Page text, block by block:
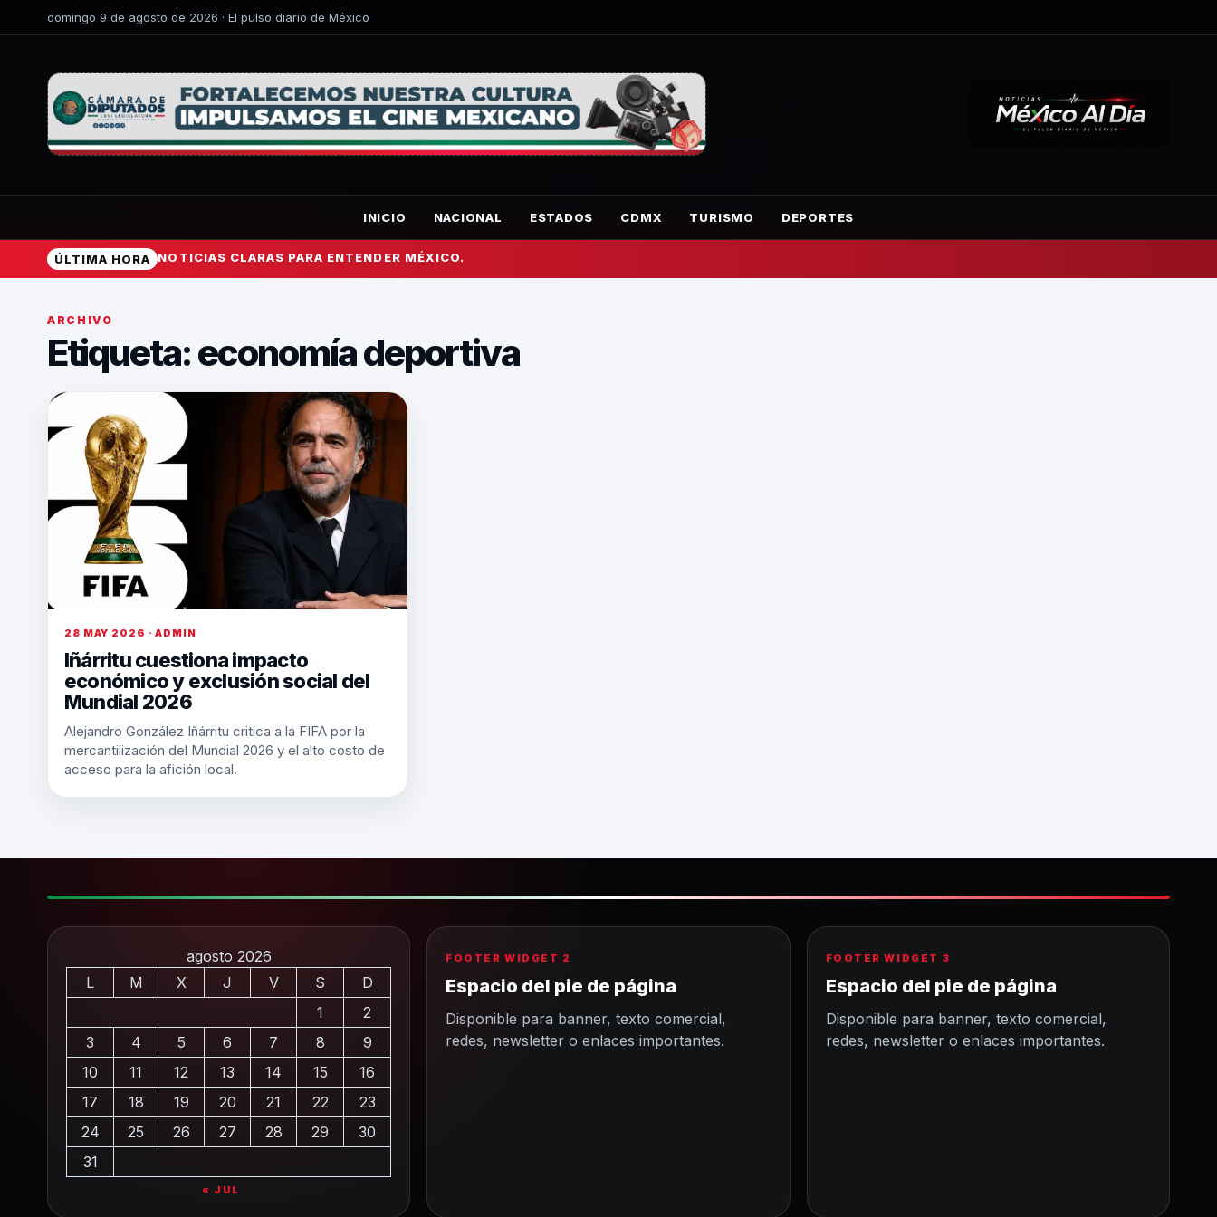
domingo 9 de agosto de 2026 · El pulso diario de México
INICIO NACIONAL ESTADOS CDMX TURISMO DEPORTES
ÚLTIMA HORA NOTICIAS CLARAS PARA ENTENDER MÉXICO.
ARCHIVO
Etiqueta:economía deportiva
28 MAY 2026 · ADMIN
Iñárritu cuestiona impacto
económico y exclusión social del
Mundial 2026
Alejandro González Iñárritu critica a la FIFA por la
mercantilización del Mundial 2026 y el alto costo de
acceso para la afición local.
agosto 2026
L
M X J V S
D
1
2
3
4 5 6 7 8
9
10
11 12 13 14 15
16
17
18 19 20 21 22
23
24
25 26 27 28 29
30
31
« JUL
FOOTER WIDGET 2
Espacio del pie de página
Disponible para banner, texto comercial,
redes, newsletter o enlaces importantes.
FOOTER WIDGET 3
Espacio del pie de página
Disponible para banner, texto comercial,
redes, newsletter o enlaces importantes.